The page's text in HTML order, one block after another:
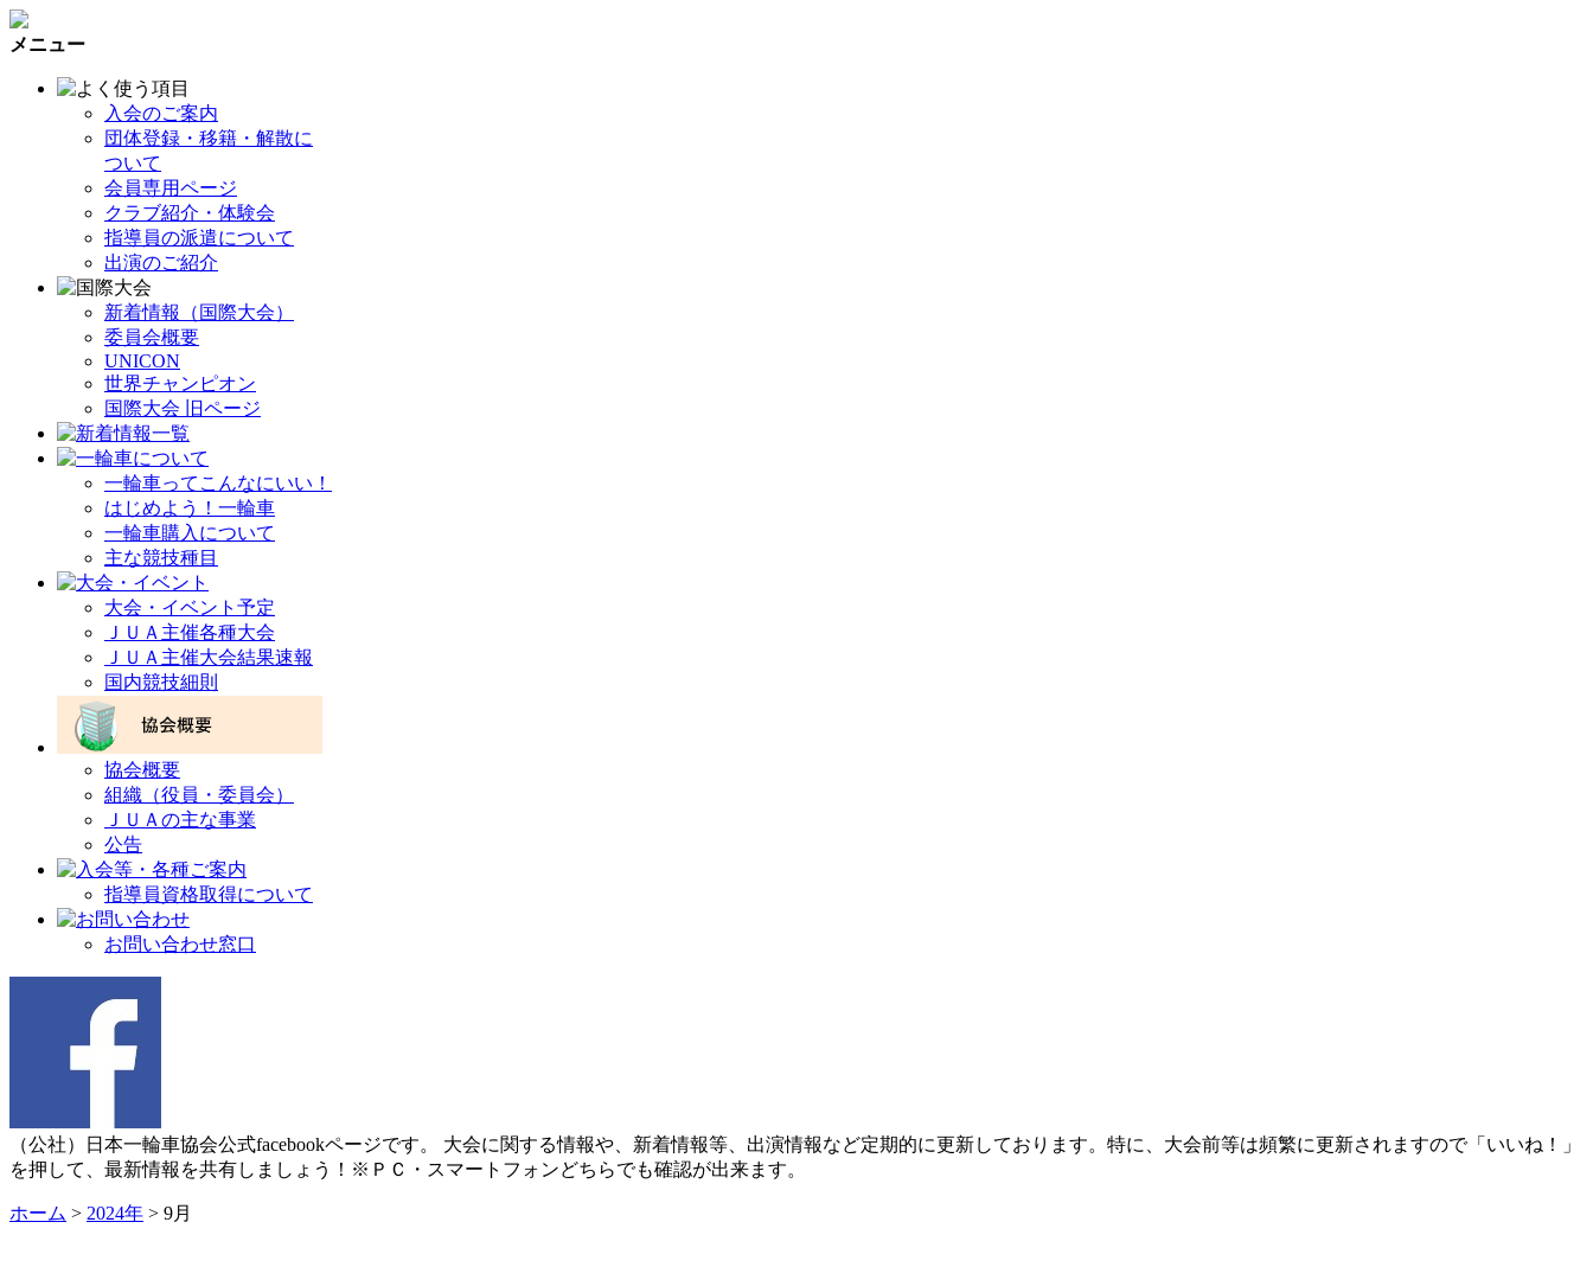
メニュー
入会のご案内
団体登録・移籍・解散に
ついて
会員専用ページ
クラブ紹介・体験会
指導員の派遣について
出演のご紹介
新着情報（国際大会）
委員会概要
UNICON
世界チャンピオン
国際大会 旧ページ
一輪車ってこんなにいい！
はじめよう！一輪車
一輪車購入について
主な競技種目
大会・イベント予定
ＪＵＡ主催各種大会
ＪＵＡ主催大会結果速報
国内競技細則
協会概要
組織（役員・委員会）
ＪＵＡの主な事業
公告
指導員資格取得について
お問い合わせ窓口
（公社）日本一輪車協会公式facebookページです。 大会に関する情報や、新着情報等、出演情報など定期的に更新しております。特に、大会前等は頻繁に更新されますので「いいね！」
を押して、最新情報を共有しましょう！※ＰＣ・スマートフォンどちらでも確認が出来ます。
ホーム > 2024年 > 9月